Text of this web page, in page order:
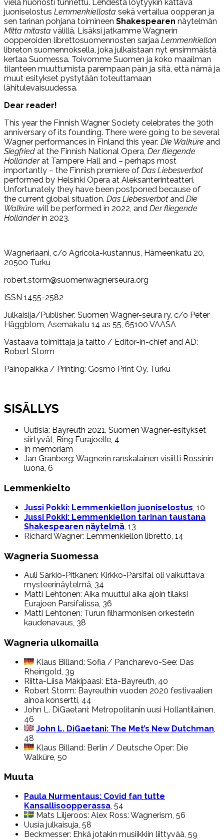
vielä huonosti tunnettu. Lehdestä löytyykin kattava
juoniselostus Lemmenkiellosta sekä vertailua oopperan ja
sen tarinan pohjana toimineen Shakespearen näytelmän
Mitta mitasta välillä. Lisäksi jatkamme Wagnerin
oopperoiden librettosuomennosten sarjaa Lemmenkiellon
libreton suomennoksella, joka julkaistaan nyt ensimmäistä
kertaa Suomessa. Toivomme Suomen ja koko maailman
tilanteen muuttumista parempaan päin ja sitä, että nämä ja
muut esitykset pystytään toteuttamaan
lähitulevaisuudessa.
Dear reader!
This year the Finnish Wagner Society celebrates the 30th
anniversary of its founding. There were going to be several
Wagner performances in Finland this year: Die Walküre and
Siegfried at the Finnish National Opera, Der fliegende
Holländerat Tampere Hall and – perhaps most
importantly – the Finnish premiere of Das Liebesverbot
performed by Helsinki Opera at Aleksanterinteatteri.
Unfortunately they have been postponed because of
the current global situation. Das Liebesverbot and Die
Walküre will be performed in 2022, and Der fliegende
Holländerin 2023.
Wagneriaani, c/o Agricola-kustannus, Hämeenkatu 20,
20500 Turku
robert.storm@suomenwagnerseura.org
ISSN 1455-2582
Julkaisija/Publisher: Suomen Wagner-seura ry, c/o Peter
Häggblom, Asemakatu 14 as 55, 65100 VAASA
Vastaava toimittaja ja taitto / Editor-in-chief and AD:
Robert Storm
Painopaikka / Printing: Gosmo Print Oy, Turku
SISÄLLYS
Uutisia: Bayreuth 2021, Suomen Wagner-esitykset
siirtyvät, Ring Eurajoelle, 4
In memoriam
Jan Granberg: Wagnerin ranskalainen visiitti Rossinin
luona, 6
Lemmenkielto
Jussi Pokki: Lemmenkiellon juoniselostus, 10
Jussi Pokki: Lemmenkiellon tarinan taustana
Shakespearen näytelmä, 13
Richard Wagner: Lemmenkiellon libretto, 14
Wagneria Suomessa
Auli Särkiö-Pitkänen: Kirkko-Parsifal oli vaikuttava
mysteerinäytelmä, 34
Matti Lehtonen: Aika muuttui aika ajoin tilaksi
Eurajoen Parsifalissa, 36
Matti Lehtonen: Turun filharmonisen orkesterin
kaudenavaus, 38
Wagneria ulkomailla
Klaus Billand: Sofia / Pancharevo-See: Das
Rheingold, 39
Riitta-Liisa Mäkipaasi: Etä-Bayreuth, 40
Robert Storm: Bayreuthin vuoden 2020 festivaalien
ainoa konsertti, 44
John L. DiGaetani: Metropolitanin uusi Hollantilainen,
46
John L. DiGaetani: The Met’s New Dutchman
48
Klaus Billand: Berlin / Deutsche Oper: Die
Walküre, 50
Muuta
Paula Nurmentaus: Covid fan tutte
Kansallisoopperassa, 54
Mats Liljeroos: Alex Ross: Wagnerism, 56
Uusia julkaisuja, 58
Beckmesser: Ehkä jotakin musiikkiin liittyvää, 59